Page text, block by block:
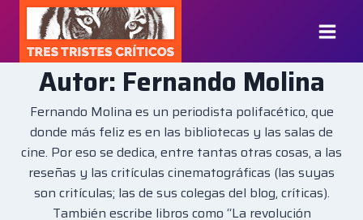
Saltar
contenido
Autor: Fernando Molina
Fernando Molina es un periodista polifacético, que
donde más feliz es en las bibliotecas y las salas de
cine. Por eso se dedica, entre tantas otras cosas, a las
reseñas y las critículas cinematográficas (las suyas
son critículas; las de sus colegas del blog, críticas).
También escribe libros como “La revolución